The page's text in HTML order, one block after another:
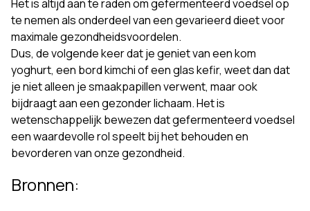
Het is altijd aan te raden om gefermenteerd voedsel op
te nemen als onderdeel van een gevarieerd dieet voor
maximale gezondheidsvoordelen.
Dus, de volgende keer dat je geniet van een kom
yoghurt, een bord kimchi of een glas kefir, weet dan dat
je niet alleen je smaakpapillen verwent, maar ook
bijdraagt aan een gezonder lichaam. Het is
wetenschappelijk bewezen dat gefermenteerd voedsel
een waardevolle rol speelt bij het behouden en
bevorderen van onze gezondheid.
Bronnen: